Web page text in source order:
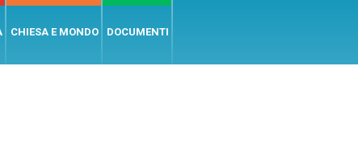
CHIESA E MONDO DOCUMENTI